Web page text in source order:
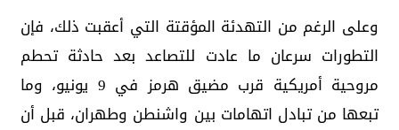
وعلى الرغم من التهدئة المؤقتة التي أعقبت ذلك، فإن
التطورات سرعان ما عادت للتصاعد بعد حادثة تحطم
مروحية أمريكية قرب مضيق هرمز في 9 يونيو، وما
تبعها من تبادل اتهامات بين واشنطن وطهران، قبل أن